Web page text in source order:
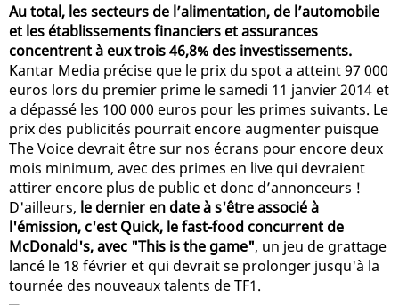
Au total, les secteurs de l’alimentation, de l’automobile
et les établissements financiers et assurances
concentrent à eux trois 46,8% des investissements.
Kantar Media précise que le prix du spot a atteint 97 000
euros lors du premier prime le samedi 11 janvier 2014 et
a dépassé les 100 000 euros pour les primes suivants. Le
prix des publicités pourrait encore augmenter puisque
The Voice devrait être sur nos écrans pour encore deux
mois minimum, avec des primes en live qui devraient
attirer encore plus de public et donc d’annonceurs !
D'ailleurs, le dernier en date à s'être associé à
l'émission, c'est Quick, le fast-food concurrent de
McDonald's, avec "This is the game", un jeu de grattage
lancé le 18 février et qui devrait se prolonger jusqu'à la
tournée des nouveaux talents de TF1.